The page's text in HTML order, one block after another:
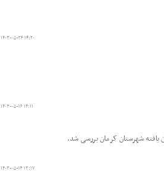
۱۴۰۳-۰۵-۲۴ ۱۴:۲۰
۱۴۰۳-۰۵-۱۶ ۱۴:۱۱
یافته شهرستان کرمان بررسی شد.
۱۴۰۳-۰۵-۱۴ ۱۳:۱۷